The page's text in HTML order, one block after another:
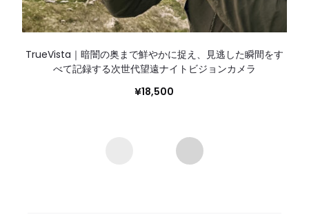
TrueVista｜暗闇の奥まで鮮やかに捉え、見逃した瞬間をす
べて記録する次世代望遠ナイトビジョンカメラ
¥18,500